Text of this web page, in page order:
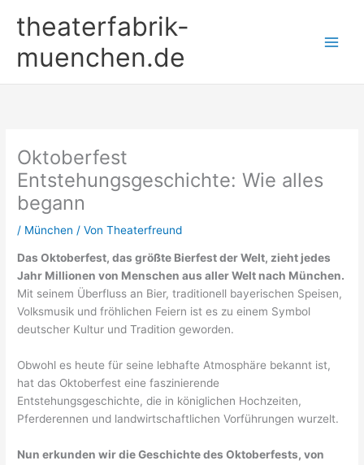
Inhalttheaterfabrik-
muenchen.de
Oktoberfest
Entstehungsgeschichte: Wie alles
begann
/ München / VonTheaterfreund
Das Oktoberfest, das größte Bierfest der Welt, zieht jedes
Jahr Millionen von Menschen aus aller Welt nach München.
Mit seinem Überfluss an Bier, traditionell bayerischen Speisen,
Volksmusik und fröhlichen Feiern ist es zu einem Symbol
deutscher Kultur und Tradition geworden.
Obwohl es heute für seine lebhafte Atmosphäre bekannt ist,
hat das Oktoberfest eine faszinierende
Entstehungsgeschichte, die in königlichen Hochzeiten,
Pferderennen und landwirtschaftlichen Vorführungen wurzelt.
Nun erkunden wir die Geschichte des Oktoberfests, von